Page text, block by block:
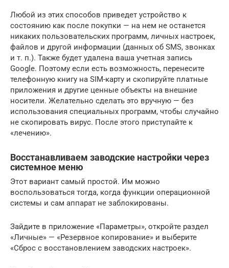
Любой из этих способов приведет устройство к
состоянию как после покупки — на нем не останется
никаких пользовательских программ, личных настроек,
файлов и другой информации (данных об SMS, звонках
и т. п.). Также будет удалена ваша учетная запись
Google. Поэтому если есть возможность, перенесите
телефонную книгу на SIM-карту и скопируйте платные
приложения и другие ценные объекты на внешние
носители. Желательно сделать это вручную — без
использования специальных программ, чтобы случайно
не скопировать вирус. После этого приступайте к
«лечению».
Восстанавливаем заводские настройки через
системное меню
Этот вариант самый простой. Им можно
воспользоваться тогда, когда функции операционной
системы и сам аппарат не заблокированы.
Зайдите в приложение «Параметры», откройте раздел
«Личные» — «Резервное копирование» и выберите
«Сброс с восстановлением заводских настроек».